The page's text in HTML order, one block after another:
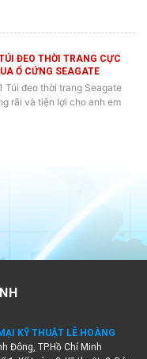
Ổ CỨNG SEAGATE
Túi đeo thời trang Seagate
rãi và tiện lợi cho anh em
Đông, TP.Hồ Chí Minh
Kế toán: 2; Kỹ thuật: 3; Bảo